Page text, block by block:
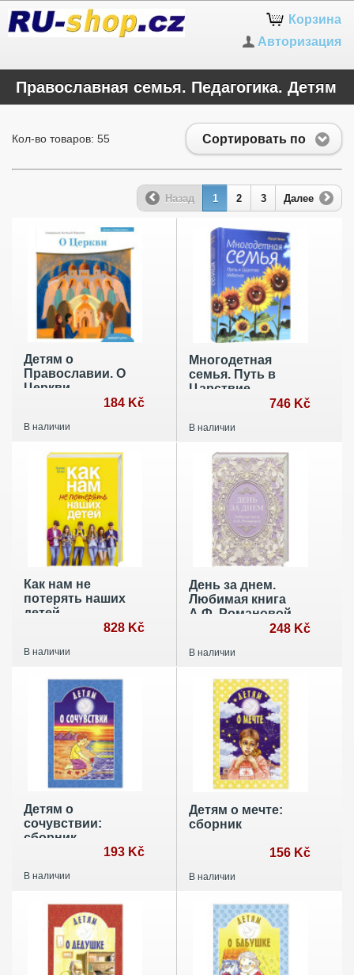
Корзина
Авторизация
Православная семья. Педагогика. Детям
Сортировать по
Кол-во товаров: 55
Назад 1 2 3 Далее
Детям о
Православии. О
Церкви
184 Kč
В наличии
Многодетная
семья. Путь в
Царствие
746 Kč
В наличии
Как нам не
потерять наших
детей
828 Kč
В наличии
День за днем.
Любимая книга
А.Ф. Романовой
248 Kč
В наличии
Детям о
сочувствии:
сборник
193 Kč
В наличии
Детям о мечте:
сборник
156 Kč
В наличии